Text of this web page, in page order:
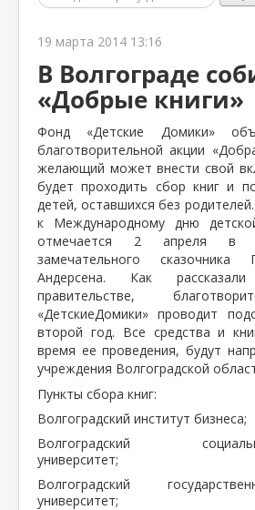
19 марта 2014 13:16
В Волгограде
«Добрые книги»
Фонд «Детские Домики»
благотворительной акции
желающий может внести свой
будет проходить сбор книг и
детей, оставшихся без
к Международному дню
отмечается 2 апреля в
замечательного сказочника
Андерсена. Как
правительстве,
«ДетскиеДомики» проводит
второй год. Все средства и
время ее проведения, будут
учреждения Волгоградской
Пункты сбора книг:
Волгоградский институт бизнеса;
Волгоградский социально-
университет;
Волгоградский
университет;